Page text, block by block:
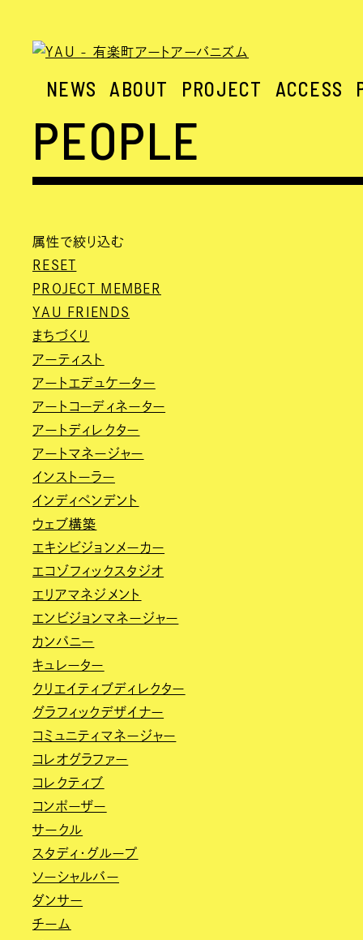
NEWS ABOUT PROJECT ACCESS
PEOPLE
属性で絞り込む
RESET
PROJECT MEMBER
YAU FRIENDS
まちづくり
アーティスト
アートエデュケーター
アートコーディネーター
アートディレクター
アートマネージャー
インストーラー
インディペンデント
ウェブ構築
エキシビジョンメーカー
エコゾフィックスタジオ
エリアマネジメント
エンビジョンマネージャー
カンパニー
キュレーター
クリエイティブディレクター
グラフィックデザイナー
コミュニティマネージャー
コレオグラファー
コレクティブ
コンポーザー
サークル
スタディ・グループ
ソーシャルバー
ダンサー
チーム